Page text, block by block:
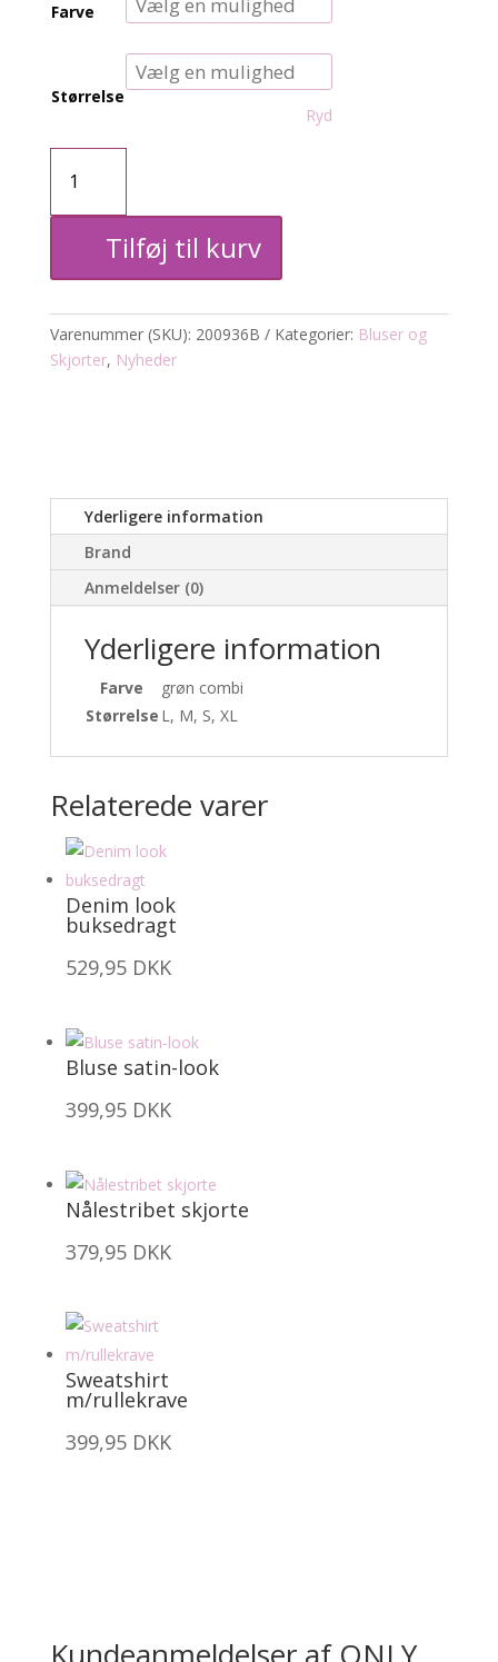
Farve
Størrelse
Ryd
ZH-
Ozie
m.
blomst
Tilføj til kurv
Varenummer (SKU): 200936B Kategorier: Bluser og
Skjorter, Nyheder
Yderligere information
Brand
Anmeldelser (0)
Yderligere information
Farve
grøn combi
Størrelse L, M, S, XL
Relaterede varer
Denim look
buksedragt
529,95 DKK
Bluse satin-look
399,95 DKK
Nålestribet skjorte
379,95 DKK
Sweatshirt
m/rullekrave
399,95 DKK
Kundeanmeldelser af ONLY